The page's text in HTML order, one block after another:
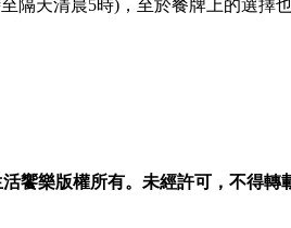
隔天清晨5時)，至於餐牌上的選
饗樂版權所有。未經許可，不得轉